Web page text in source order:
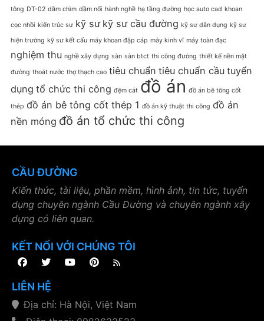
tông DT-02 dầm chìm dầm nổi hành nghề hạ tầng đường học auto cad khoan
cọc nhồi kiến trúc sư kỹ sư kỹ sư cầu đường kỹ sư dân dụng kỹ sư
hiện trường kỹ sư kết cấu máy khoan đập cáp máy kinh vĩ máy toàn đạc
nghiệm thu nghề xây dựng sàn sàn btct thi công đường thiết kế nền mặt
đường thoát nước thợ thạch cao tiêu chuẩn tiêu chuẩn cầu tuyển
dụng tổ chức thi công đệm cát đồ án đồ án bê tông cốt
thép đồ án bê tông cốt thép 1 đồ án kỹ thuật thi công đồ án
nền móng đồ án tổ chức thi công
CẦU ĐƯỜNG
Kiến thức, tài liệu, phần mềm, hình ảnh, tin tức, tuyển
dụng chuyên ngành Cầu Đường và chuyên ngành xây
dựng có liên quan.
KẾT NỐI VỚI CHÚNG TÔI
LIÊN HỆ
Địa chỉ: Hà Nội, Việt Nam